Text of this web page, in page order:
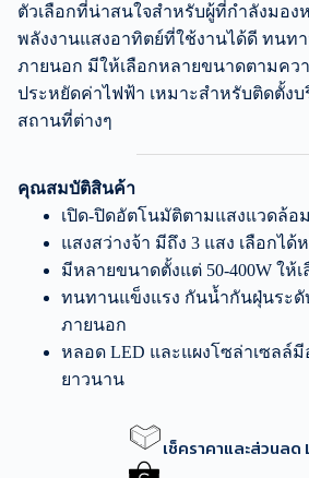
ตัวเลือกที่น่าสนใจสำหรับผู้ที่กำลังมอง
พลังงานแสงอาทิตย์ที่ใช้งานได้ดี ทนท
ภายนอก มีให้เลือกหลายขนาดตามคว
ประหยัดค่าไฟฟ้า เหมาะสำหรับติดตั้ง
สถานที่ต่างๆ
คุณสมบัติสินค้า
เปิด-ปิดอัตโนมัติตามแสงแวดล้อ
แสงสว่างจ้า มีถึง 3 แสง เลือกได้
มีหลายขนาดตั้งแต่ 50-400W ให้
ทนทานแข็งแรง กันน้ำกันฝุ่นระดั
ภายนอก
หลอด LED และแผงโซล่าเซลล์
ยาวนาน
เช็คราคาและส่วนลด